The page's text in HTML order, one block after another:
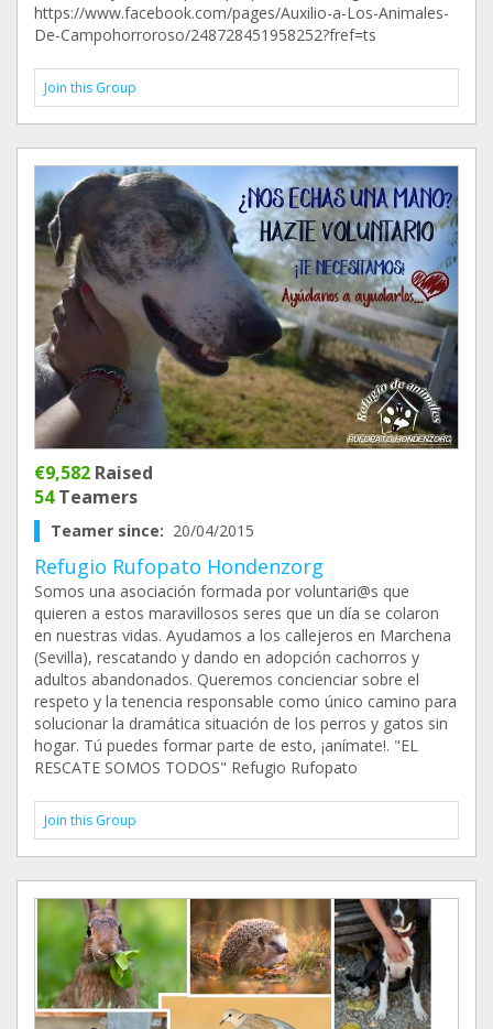
https://www.facebook.com/pages/Auxilio-a-Los-Animales-
De-Campohorroroso/248728451958252?fref=ts
Join this Group
€9,582 Raised
54Teamers
Teamer since: 20/04/2015
Refugio Rufopato Hondenzorg
Somos una asociación formada por voluntari@s que
quieren a estos maravillosos seres que un día se colaron
en nuestras vidas. Ayudamos a los callejeros en Marchena
(Sevilla), rescatando y dando en adopción cachorros y
adultos abandonados. Queremos concienciar sobre el
respeto y la tenencia responsable como único camino para
solucionar la dramática situación de los perros y gatos sin
hogar. Tú puedes formar parte de esto, ¡anímate!. "EL
RESCATE SOMOS TODOS" Refugio Rufopato
Join this Group